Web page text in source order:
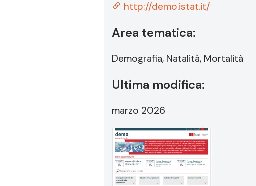
http://demo.istat.it/
Area tematica:
Demografia, Natalità, Mortalità
Ultima modifica:
marzo 2026